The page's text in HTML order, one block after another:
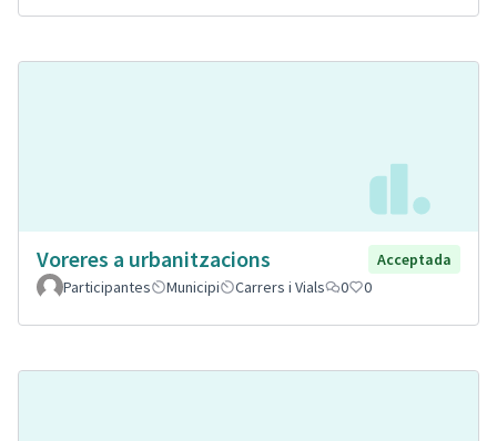
Voreres a urbanitzacions
Acceptada
Participantes
Municipi Carrers i Vials 0 0